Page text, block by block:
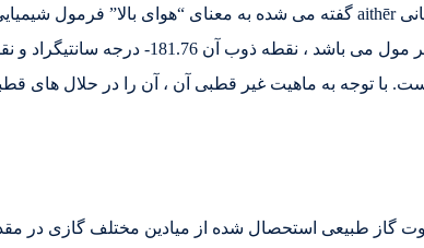
با توجه به ماهیت غیر قطبی آن ، آن را در حلال های